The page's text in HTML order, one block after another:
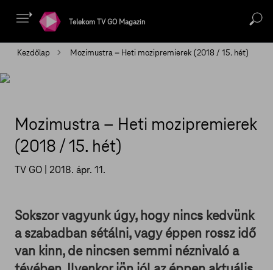
Telekom TV GO Magazin
Kezdőlap Mozimustra – Heti mozipremierek (2018 / 15. hét)
Mozimustra – Heti mozipremierek
(2018 / 15. hét)
TV GO | 2018. ápr. 11.
Sokszor vagyunk úgy, hogy nincs kedvünk
a szabadban sétálni, vagy éppen rossz idő
van kinn, de nincsen semmi néznivaló a